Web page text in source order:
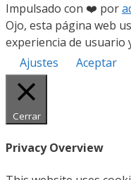
Impulsado con ❤️ por
Ojo, esta página web
experiencia de usuario
Ajustes
Aceptar
Cerrar
Privacy Overview